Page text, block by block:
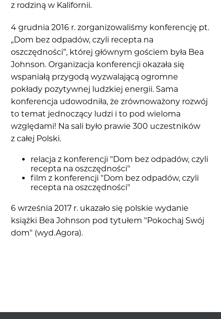
z rodziną w Kalifornii.
4 grudnia 2016 r. zorganizowaliśmy konferencję pt.
„Dom bez odpadów, czyli recepta na
oszczędności”, której głównym gościem była Bea
Johnson. Organizacja konferencji okazała się
wspaniałą przygodą wyzwalającą ogromne
pokłady pozytywnej ludzkiej energii. Sama
konferencja udowodniła, że zrównoważony rozwój
to temat jednoczący ludzi i to pod wieloma
względami! Na sali było prawie 300 uczestników
z całej Polski.
relacja z konferencji "Dom bez odpadów, czyli
recepta na oszczędności"
film z konferencji "Dom bez odpadów, czyli
recepta na oszczędności"
6 września 2017 r. ukazało się polskie wydanie
książki Bea Johnson pod tytułem "Pokochaj Swój
dom" (wyd.Agora).